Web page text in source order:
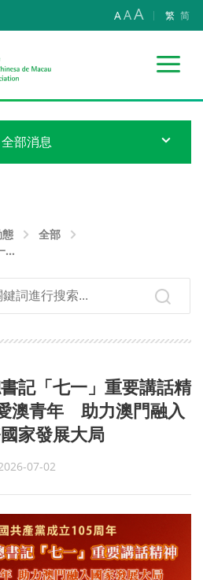
AAA 繁 简
全部消息
全部
」
家
記「七一」重要講話精
澳青年 助力澳門融入
家發展大局
07-02